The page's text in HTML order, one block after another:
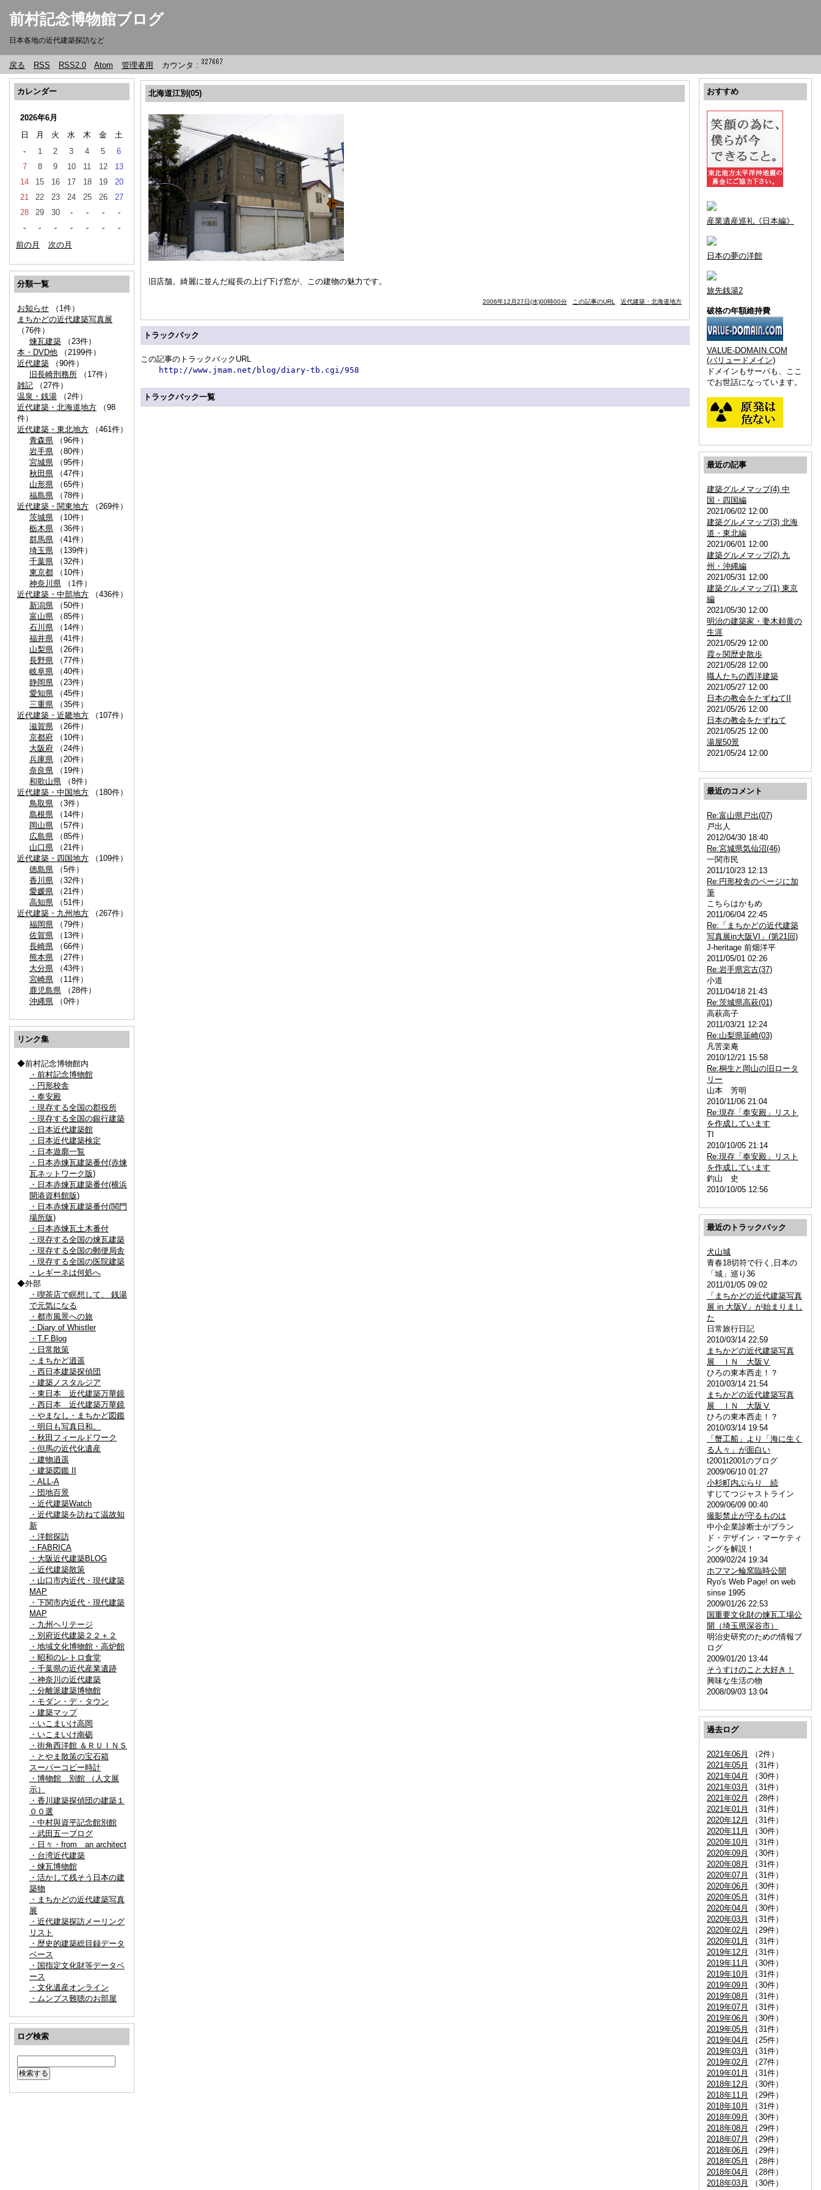
前村記念博物館ブログ
日本各地の近代建築探訪など
戻る RSS RSS2.0 Atom 管理者用 カウンタ :
カレンダー
2026年6月
日
月 火 水 木 金
土
-
1 2 3 4 5
6
7
8 9 10 11 12
13
14
15 16 17 18 19
20
21
22 23 24 25 26
27
28
29 30 - - -
-
-
- - - - -
-
前の月
次の月
分類一覧
お知らせ （1件）
まちかどの近代建築写真展
（76件）
煉瓦建築 （23件）
本・DVD他 （2199件）
近代建築 （90件）
旧長崎刑務所 （17件）
雑記 （27件）
温泉・銭湯 （2件）
近代建築・北海道地方 （98
件）
近代建築・東北地方 （461件）
青森県 （96件）
岩手県 （80件）
宮城県 （95件）
秋田県 （47件）
山形県 （65件）
福島県 （78件）
近代建築・関東地方 （269件）
茨城県 （10件）
栃木県 （36件）
群馬県 （41件）
埼玉県 （139件）
千葉県 （32件）
東京都 （10件）
神奈川県 （1件）
近代建築・中部地方 （436件）
新潟県 （50件）
富山県 （85件）
石川県 （14件）
福井県 （41件）
山梨県 （26件）
長野県 （77件）
岐阜県 （40件）
静岡県 （23件）
愛知県 （45件）
三重県 （35件）
近代建築・近畿地方 （107件）
滋賀県 （26件）
京都府 （10件）
大阪府 （24件）
兵庫県 （20件）
奈良県 （19件）
和歌山県 （8件）
近代建築・中国地方 （180件）
鳥取県 （3件）
島根県 （14件）
岡山県 （57件）
広島県 （85件）
山口県 （21件）
近代建築・四国地方 （109件）
徳島県 （5件）
香川県 （32件）
愛媛県 （21件）
高知県 （51件）
近代建築・九州地方 （267件）
福岡県 （79件）
佐賀県 （13件）
長崎県 （66件）
熊本県 （27件）
大分県 （43件）
宮崎県 （11件）
鹿児島県 （28件）
沖縄県 （0件）
リンク集
◆前村記念博物館内
・前村記念博物館
・円形校舎
・奉安殿
・現存する全国の郡役所
・現存する全国の銀行建築
・日本近代建築館
・日本近代建築検定
・日本遊廓一覧
・日本赤煉瓦建築番付(赤煉
瓦ネットワーク版)
・日本赤煉瓦建築番付(横浜
開港資料館版)
・日本赤煉瓦建築番付(関門
場所版)
・日本赤煉瓦土木番付
・現存する全国の煉瓦建築
・現存する全国の郵便局舎
・現存する全国の医院建築
・レギーネは何処へ
◆外部
・喫茶店で瞑想して、 銭湯
で元気になる
・都市風景への旅
・Diary of Whistler
・T.F.Blog
・日常散策
・まちかど逍遥
・西日本建築探偵団
・建築ノスタルジア
・東日本 近代建築万華鏡
・西日本 近代建築万華鏡
・やまなし・まちかど図鑑
・明日も写真日和。
・秋田フィールドワーク
・但馬の近代化遺産
・建物逍遥
・建築図鑑 II
・ALL-A
・団地百景
・近代建築Watch
・近代建築を訪ねて温故知
新
・洋館探訪
・FABRICA
・大阪近代建築BLOG
・近代建築散策
・山口市内近代・現代建築
MAP
・下関市内近代・現代建築
MAP
・九州ヘリテージ
・別府近代建築２２＋２
・地域文化博物館・高炉館
・昭和のレトロ食堂
・千葉県の近代産業遺跡
・神奈川の近代建築
・分離派建築博物館
・モダン・デ・タウン
・建築マップ
・いこまいけ高岡
・いこまいけ南砺
・街角西洋館 ＆ＲＵＩＮＳ
・とやま散策の宝石箱
スーパーコピー時計
・博物館 別館 （人文展
示）
・香川建築探偵団の建築１
００選
・中村與資平記念館別館
・武田五一ブログ
・日々・from an architect
・台湾近代建築
・煉瓦博物館
・活かして残そう日本の建
築物
・まちかどの近代建築写真
展
・近代建築探訪メーリング
リスト
・歴史的建築総目録データ
ベース
・国指定文化財等データベ
ース
・文化遺産オンライン
・ムンプス難聴のお部屋
ログ検索
おすすめ
産業遺産巡礼《日本編》
日本の夢の洋館
旅先銭湯2
破格の年額維持費
VALUE-DOMAIN.COM
(バリュードメイン)
ドメインもサーバも、ここ
でお世話になっています。
最近の記事
建築グルメマップ(4) 中
国・四国編
2021/06/02 12:00
建築グルメマップ(3) 北海
道・東北編
2021/06/01 12:00
建築グルメマップ(2) 九
州・沖縄編
2021/05/31 12:00
建築グルメマップ(1) 東京
編
2021/05/30 12:00
明治の建築家・妻木頼黄の
生涯
2021/05/29 12:00
霞ヶ関歴史散歩
2021/05/28 12:00
職人たちの西洋建築
2021/05/27 12:00
日本の教会をたずねてII
2021/05/26 12:00
日本の教会をたずねて
2021/05/25 12:00
湯屋50景
2021/05/24 12:00
最近のコメント
Re:富山県戸出(07)
戸出人
2012/04/30 18:40
Re:宮城県気仙沼(46)
一関市民
2011/10/23 12:13
Re:円形校舎のページに加
筆
こちらはかもめ
2011/06/04 22:45
Re:「まちかどの近代建築
写真展in大阪VI」(第21回)
J-heritage 前畑洋平
2011/05/01 02:26
Re:岩手県宮古(37)
小道
2011/04/18 21:43
Re:茨城県高萩(01)
高萩高子
2011/03/21 12:24
Re:山梨県韮崎(03)
凡苦楽庵
2010/12/21 15:58
Re:桐生と岡山の旧ロータ
リー
山本 芳明
2010/11/06 21:04
Re:現存「奉安殿」リスト
を作成しています
TI
2010/10/05 21:14
Re:現存「奉安殿」リスト
を作成しています
釣山 史
2010/10/05 12:56
最近のトラックバック
犬山城
青春18切符で行く,日本の
「城」巡り36
2011/01/05 09:02
「まちかどの近代建築写真
展 in 大阪V」が始まりまし
た
日常旅行日記
2010/03/14 22:59
まちかどの近代建築写真
展 ＩＮ 大阪Ⅴ
ひろの東本西走！？
2010/03/14 21:54
まちかどの近代建築写真
展 ＩＮ 大阪Ⅴ
ひろの東本西走！？
2010/03/14 19:54
「蟹工船」より「海に生く
る人々」が面白い
t2001t2001のブログ
2009/06/10 01:27
小杉町内ぶらり 続
すじてつジャストライン
2009/06/09 00:40
撮影禁止が守るものは
中小企業診断士がブラン
ド・デザイン・マーケティ
ングを解説！
2009/02/24 19:34
ホフマン輪窯臨時公開
Ryo's Web Page! on web
sinse 1995
2009/01/26 22:53
国重要文化財の煉瓦工場公
開（埼玉県深谷市）
明治史研究のための情報ブ
ログ
2009/01/20 13:44
そうすけのこと大好き！
興味な生活の物
2008/09/03 13:04
過去ログ
2021年06月
（2件）
2021年05月
（31件）
2021年04月
（30件）
2021年03月
（31件）
2021年02月
（28件）
2021年01月
（31件）
2020年12月
（31件）
2020年11月
（30件）
2020年10月
（31件）
2020年09月
（30件）
2020年08月
（31件）
2020年07月
（31件）
2020年06月
（30件）
2020年05月
（31件）
2020年04月
（30件）
2020年03月
（31件）
2020年02月
（29件）
2020年01月
（31件）
2019年12月
（31件）
2019年11月
（30件）
2019年10月
（31件）
2019年09月
（30件）
2019年08月
（31件）
2019年07月
（31件）
2019年06月
（30件）
2019年05月
（31件）
2019年04月
（25件）
2019年03月
（31件）
2019年02月
（27件）
2019年01月
（31件）
2018年12月
（30件）
2018年11月
（29件）
2018年10月
（31件）
2018年09月
（30件）
2018年08月
（29件）
2018年07月
（29件）
2018年06月
（29件）
2018年05月
（28件）
2018年04月
（28件）
2018年03月
（30件）
北海道江別(05)
旧店舗。綺麗に並んだ縦長の上げ下げ窓が、この建物の魅力です。
2006年12月27日(水)00時00分 この記事のURL 近代建築・北海道地方
トラックバック
この記事のトラックバックURL
http://www.jmam.net/blog/diary-tb.cgi/958
トラックバック一覧